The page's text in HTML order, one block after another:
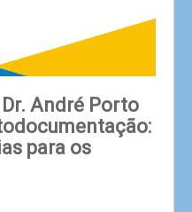
André Porto
para os